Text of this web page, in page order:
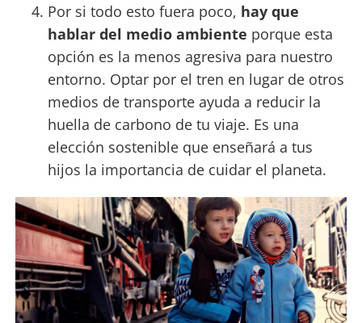
Por si todo esto fuera poco, hay que
hablar del medio ambiente porque esta
opción es la menos agresiva para nuestro
entorno. Optar por el tren en lugar de otros
medios de transporte ayuda a reducir la
huella de carbono de tu viaje. Es una
elección sostenible que enseñará a tus
hijos la importancia de cuidar el planeta.